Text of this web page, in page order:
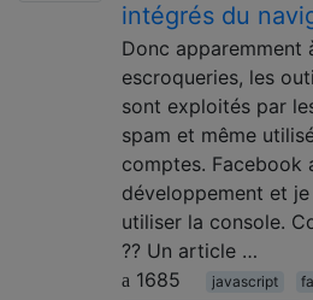
intégrés du
Donc apparemment
escroqueries, les
sont exploités par
spam et même
comptes. Facebook
développement et
utiliser la console.
?? Un article …
1685
javascript